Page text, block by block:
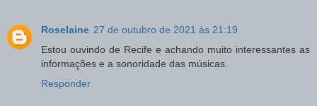
Roselaine 27 de outubro de 2021 às 21:19
Estou ouvindo de Recife e achando muito interessantes as
informações e a sonoridade das músicas.
Responder